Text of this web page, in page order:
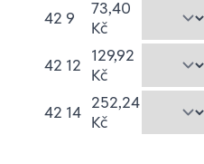
42 9
73,40
Kč
42 12 129,92
Kč
42 14 252,24
Kč